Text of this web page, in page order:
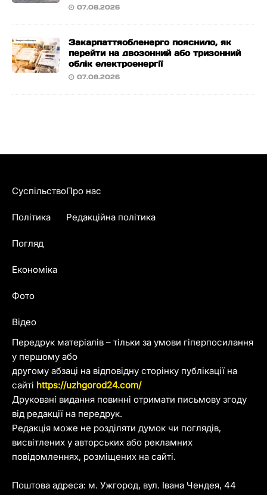
07.08.2026
Закарпаттяобленерго пояснило, як
перейти на двозонний або тризонний
облік електроенергії
07.08.2026
Передрук матеріалів – тільки за умови гіперпосилання
у першому або
другому абзаці на відповідну сторінку публікації на
сайті https://uzhgorod24.com/
Друковані видання повинні отримати письмову згоду
від редакції на передрук.
Редакція може не розділяти думок чи поглядів,
висвітлених у авторських або рекламних
повідомленнях, розміщених на сайті.
Поштова адреса: м. Ужгород, вул. Івана Чендея, 44
Суспільство
Політика
Погляд
Економіка
Фото
Відео
Про нас
Редакційна політика